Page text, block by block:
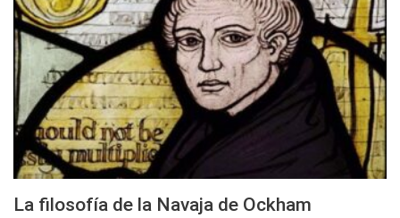
La filosofía de la Navaja de Ockham